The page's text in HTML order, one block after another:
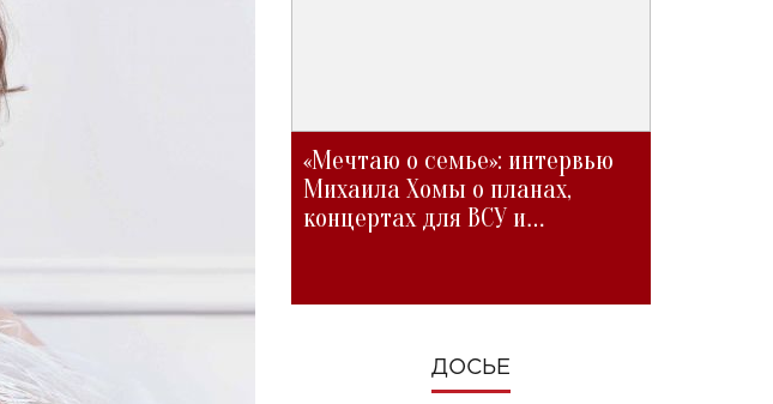
«Мечтаю о семье»: интервью
Михаила Хомы о планах,
концертах для ВСУ и
ДОСЬЕ